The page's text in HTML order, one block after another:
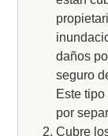
daños
seguro
Este
por
Cubre